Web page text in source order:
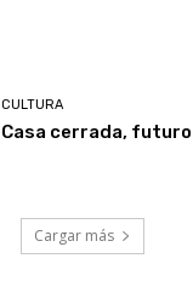
CULTURA
Casa cerrada,
Cargar más